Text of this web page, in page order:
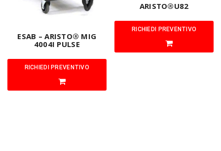
ESAB – ARISTO® MIG
4004I PULSE
RICHIEDI PREVENTIVO
ARISTO®U82
RICHIEDI PREVENTIVO